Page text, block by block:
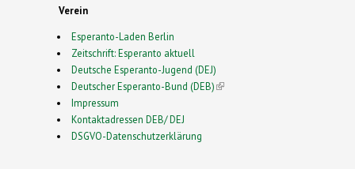
Verein
Esperanto-Laden Berlin
Zeitschrift: Esperanto aktuell
Deutsche Esperanto-Jugend (DEJ)
Deutscher Esperanto-Bund (DEB)(link is external)
Impressum
Kontaktadressen DEB/ DEJ
DSGVO-Datenschutzerklärung